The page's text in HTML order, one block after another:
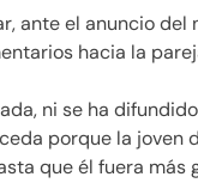
ante el anuncio
hacia la
ni se ha
porque la joven
que él fuera